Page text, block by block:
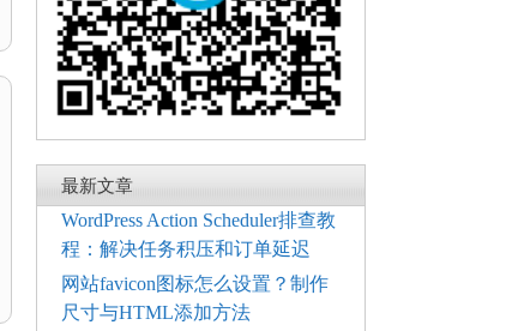
最新文章
WordPress Action Scheduler排查教
程：解决任务积压和订单延迟
网站favicon图标怎么设置？制作
尺寸与HTML添加方法